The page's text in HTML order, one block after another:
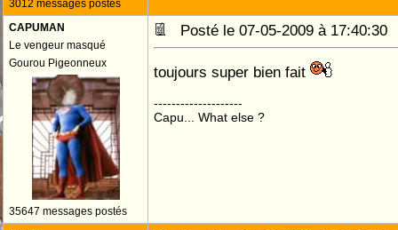
3012 messages postés
CAPUMAN
Le vengeur masqué
Gourou Pigeonneux
35647 messages postés
Posté le 07-05-2009 à
toujours super bien fait
--------------------
Capu... What else ?